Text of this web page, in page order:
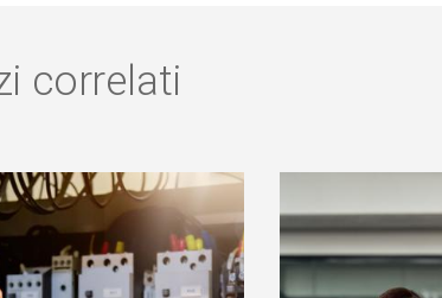
correlati